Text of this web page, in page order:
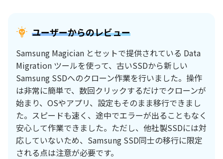
ユーザーからのレビュー
Samsung Magician とセットで提供されている Data
Migration ツールを使って、古いSSDから新しい
Samsung SSDへのクローン作業を行いました。操作
は非常に簡単で、数回クリックするだけでクローンが
始まり、OSやアプリ、設定もそのまま移行できまし
た。スピードも速く、途中でエラーが出ることもなく
安心して作業できました。ただし、他社製SSDには対
応していないため、Samsung SSD同士の移行に限定
される点は注意が必要です。